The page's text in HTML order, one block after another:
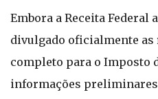
Embora a Receita Federal
divulgado oficialmente as
completo para o Imposto
informações